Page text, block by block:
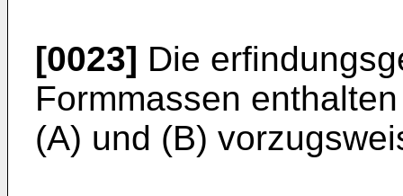
[0023] Die
Formmassen
(A) und (B)